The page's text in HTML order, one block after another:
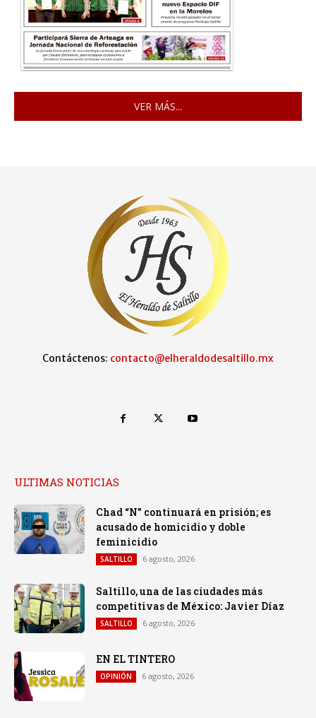
VER MÁS...
Contáctenos: contacto@elheraldodesaltillo.mx
ULTIMAS NOTICIAS
Chad “N” continuará en prisión; es
acusado de homicidio y doble
feminicidio
SALTILLO 6 agosto, 2026
Saltillo, una de las ciudades más
competitivas de México: Javier Díaz
SALTILLO 6 agosto, 2026
EN EL TINTERO
OPINIÓN 6 agosto, 2026